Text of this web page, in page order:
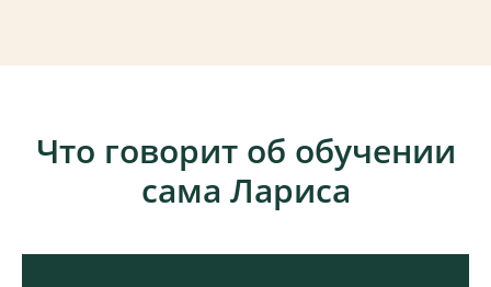
Что говорит об обучении
сама Лариса